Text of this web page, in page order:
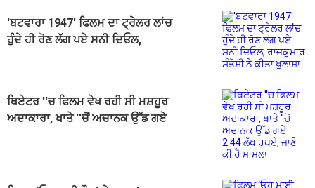
'ਬਟਵਾਰਾ 1947' ਫਿਲਮ ਦਾ ਟ੍ਰੇਲਰ ਲਾਂਚ
ਹੁੰਦੇ ਹੀ ਰੋਣ ਲੱਗ ਪਏ ਸਨੀ ਦਿਓਲ,
ਥਿਏਟਰ ''ਚ ਫਿਲਮ ਵੇਖ ਰਹੀ ਸੀ ਮਸ਼ਹੂਰ
ਅਦਾਕਾਰਾ, ਖਾਤੇ ''ਚੋਂ ਅਚਾਨਕ ਉੱਡ ਗਏ